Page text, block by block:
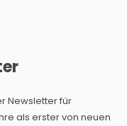
Newsletter für
als erster von neuen